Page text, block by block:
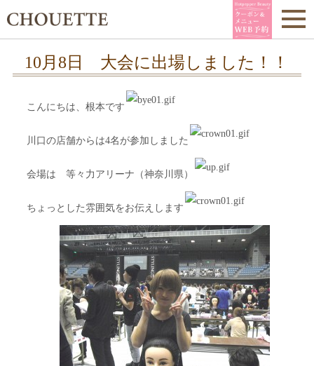
10月8日 大会に出場しました！！
こんにちは、根本です
川口の店舗からは4名が参加しました
会場は 等々力アリーナ（神奈川県）
ちょっとした雰囲気をお伝えします